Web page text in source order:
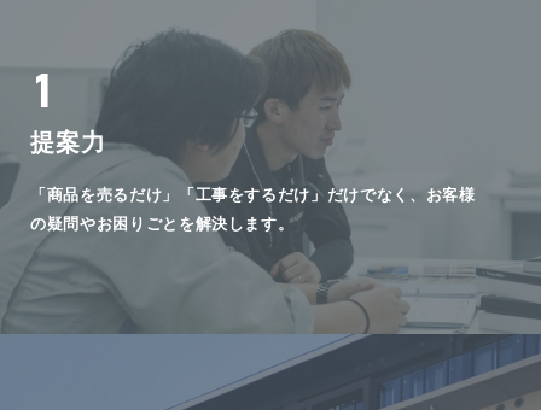
1
提案力
「商品を売るだけ」「工事をするだけ」だけでなく、お客様
の疑問やお困りごとを解決します。